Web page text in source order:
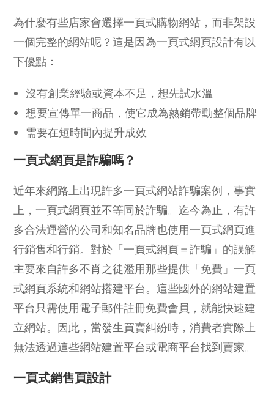
為什麼有些店家會選擇一頁式購物網站，而非架設
一個完整的網站呢？這是因為一頁式網頁設計有以
下優點：
沒有創業經驗或資本不足，想先試水溫
想要宣傳單一商品，使它成為熱銷帶動整個品牌
需要在短時間內提升成效
一頁式網頁是詐騙嗎？
近年來網路上出現許多一頁式網站詐騙案例，事實
上，一頁式網頁並不等同於詐騙。迄今為止，有許
多合法運營的公司和知名品牌也使用一頁式網頁進
行銷售和行銷。對於「一頁式網頁＝詐騙」的誤解
主要來自許多不肖之徒濫用那些提供「免費」一頁
式網頁系統和網站搭建平台。這些國外的網站建置
平台只需使用電子郵件註冊免費會員，就能快速建
立網站。因此，當發生買賣糾紛時，消費者實際上
無法透過這些網站建置平台或電商平台找到賣家。
一頁式銷售頁設計